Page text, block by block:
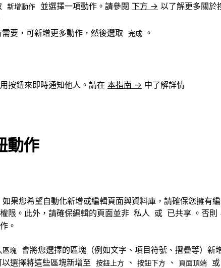
新增動作 並選擇一項動作。請參閱 下方 → 以了解更多關於
需要，可新增更多動作，然後選取
完成 。
按鈕來即時通知他人。請在 本指南 → 中了解詳情
動作
如果您希望自動化新增或編輯頁面與資料庫，請確保您擁有
限。此外，請確保編輯的頁面並非 私人 或 已共享 。否
。
區塊
會將您選擇的區塊（例如文字、項目符號、摺疊等）新
以選擇將這些區塊新增至
按鈕上方 、 按鈕下方 、 頁面頂端 或